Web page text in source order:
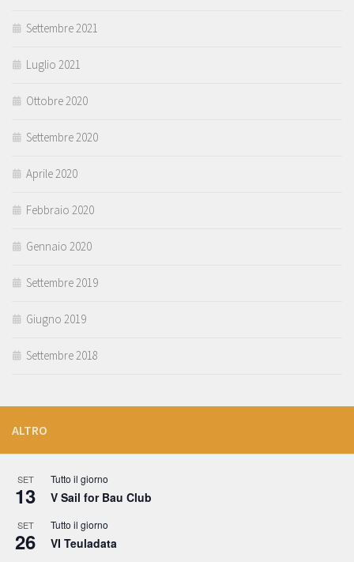
Settembre 2021
Luglio 2021
Ottobre 2020
Settembre 2020
Aprile 2020
Febbraio 2020
Gennaio 2020
Settembre 2019
Giugno 2019
Settembre 2018
ALTRO
SET
13
Tutto il giorno
V Sail for Bau Club
SET
26
Tutto il giorno
VI Teuladata